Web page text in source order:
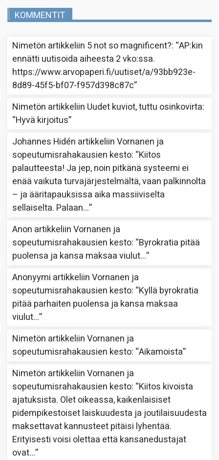
KOMMENTIT
Nimetön artikkeliin 5 not so magnificent?: “AP:kin
ennätti uutisoida aiheesta 2 vko:ssa.
https://www.arvopaperi.fi/uutiset/a/93bb923e-
8d89-45f5-bf07-f957d398c87c”
Nimetön artikkeliin Uudet kuviot, tuttu osinkovirta:
“Hyvä kirjoitus”
Johannes Hidén artikkeliinVornanen ja
sopeutumisrahakausien kesto: “Kiitos
palautteesta! Ja jep, noin pitkänä systeemi ei
enää vaikuta turvajärjestelmältä, vaan palkinnolta
– ja ääritapauksissa aika massiiviselta
sellaiselta. Palaan…”
Anon artikkeliinVornanen ja
sopeutumisrahakausien kesto: “Byrokratia pitää
puolensa ja kansa maksaa viulut…”
Anonyymi artikkeliinVornanen ja
sopeutumisrahakausien kesto: “Kyllä byrokratia
pitää parhaiten puolensa ja kansa maksaa
viulut…”
Nimetön artikkeliinVornanen ja
sopeutumisrahakausien kesto: “Aikamoista”
Nimetön artikkeliinVornanen ja
sopeutumisrahakausien kesto: “Kiitos kivoista
ajatuksista. Olet oikeassa, kaikenlaisiset
pidempikestoiset laiskuudesta ja joutilaisuudesta
maksettavat kannusteet pitäisi lyhentää.
Erityisesti voisi olettaa että kansanedustajat
ovat…”